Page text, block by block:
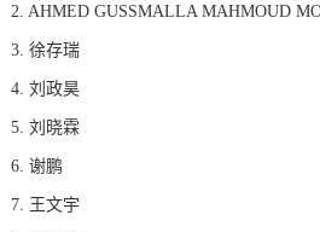
2. AHMED GUSSMALLA MAHMOUD
3. 徐存瑞
4. 刘政昊
5. 刘晓霖
6. 谢鹏
7. 王文宇